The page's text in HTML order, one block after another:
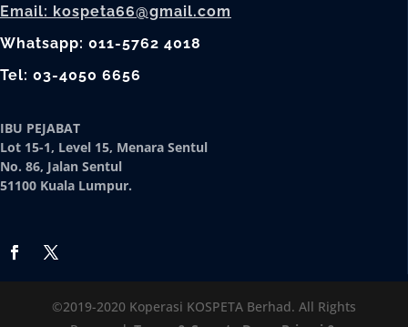
Email: kospeta66@gmail.com
Whatsapp: 011-5762 4018
Tel: 03-4050 6656
IBU PEJABAT
Lot 15-1, Level 15, Menara Sentul
No. 86, Jalan Sentul
51100 Kuala Lumpur.
©2019-2020 Koperasi KOSPETA Berhad. All Rights